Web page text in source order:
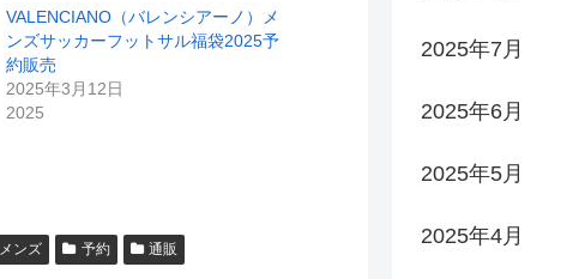
VALENCIANO（バレンシアーノ）メ
ンズサッカーフットサル福袋2025予
約販売
2025年3月12日
2025
メンズ 予約 通販
2025年7月
2025年6月
2025年5月
2025年4月